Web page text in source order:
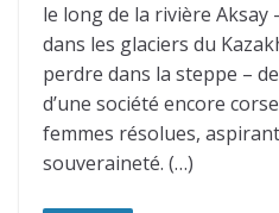
le long de la rivière Aksay
dans les glaciers du
perdre dans la steppe –
d’une société encore
femmes résolues,
souveraineté. (…)